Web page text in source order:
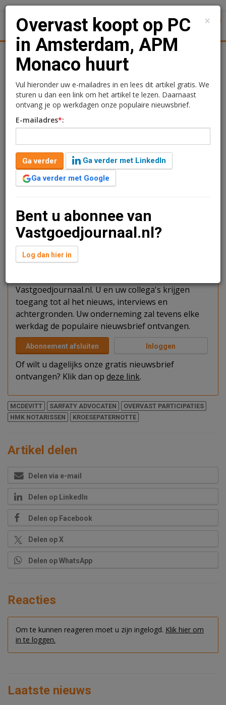
Achtergronden
Overvast koopt op PC in
Amsterdam, APM
Monaco huurt
Redactie
9 juni 2026 om 12:47
2 minuten leestijd
Het internationale sieradenmerk APM Monaco opent
het volledige pand verkocht aan Overvast Participaties.
Verder lezen?
U kunt het artikel niet volledig lezen omdat u nog
Vastgoedjournaal.nl. U en uw collega's krijgen
toegang tot al het nieuws, interviews en
achtergronden. Uw onderneming zal tevens elke
werkdag de populaire nieuwsbrief ontvangen.
Abonnement afsluiten Inloggen
Of wilt u dagelijks onze gratis nieuwsbrief
ontvangen? Klik dan op deze link.
MCDEVITT SARFATY ADVOCATEN
OVERVAST PARTICIPATIES
HMK NOTARISSEN
KROESEPATERNOTTE
Artikel delen
Delen via e-mail
Delen op LinkedIn
Delen op Facebook
Delen op X
Delen op WhatsApp
Reacties
Om te kunnen reageren moet u zijn ingelogd. Klik hier om
in te loggen.
Laatste nieuws
×
Overvast koopt op PC
in Amsterdam, APM
Monaco huurt
Vul hieronder uw e-mailadres in en lees dit artikel gratis. We
sturen u dan een link om het artikel te lezen. Daarnaast
ontvang je op werkdagen onze populaire nieuwsbrief.
E-mailadres*:
Ga verder
Ga verder met LinkedIn
Ga verder met Google
Bent u abonnee van
Vastgoedjournaal.nl?
Log dan hier in